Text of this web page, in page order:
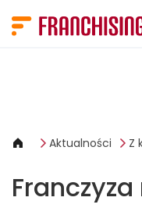
Aktualności Z